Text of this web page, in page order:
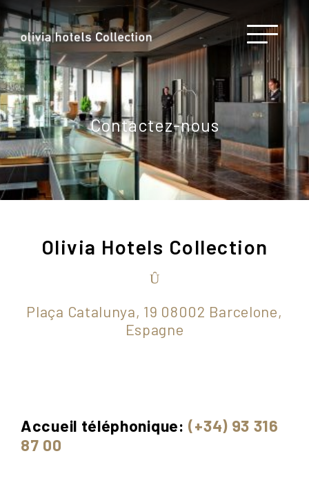
Contactez-nous
Olivia Hotels Collection
Plaça Catalunya, 19 08002 Barcelone,
Espagne
Accueil téléphonique:(+34) 93 316
87 00